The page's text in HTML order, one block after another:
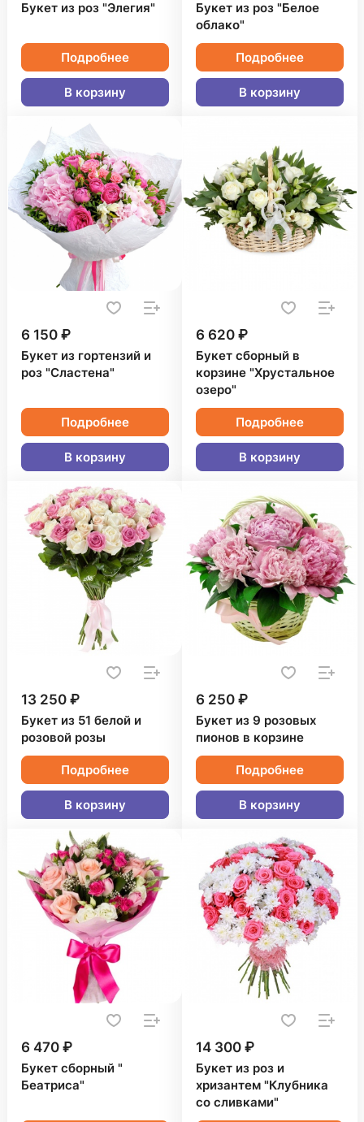
Букет из роз "Элегия"
Подробнее
В корзину
Букет из роз "Белое
облако"
Подробнее
В корзину
6 150 ₽
Букет из гортензий и
роз "Сластена"
Подробнее
В корзину
6 620 ₽
Букет сборный в
корзине "Хрустальное
озеро"
Подробнее
В корзину
13 250 ₽
Букет из 51 белой и
розовой розы
Подробнее
В корзину
6 250 ₽
Букет из 9 розовых
пионов в корзине
Подробнее
В корзину
6 470 ₽
Букет сборный "
Беатриса"
14 300 ₽
Букет из роз и
хризантем "Клубника
со сливками"